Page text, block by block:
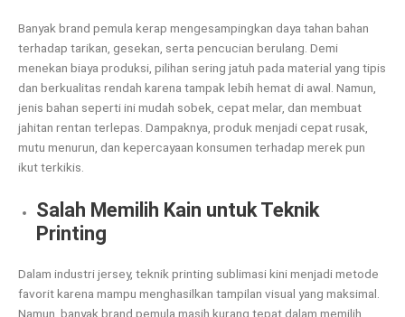
Banyak brand pemula kerap mengesampingkan daya tahan bahan
terhadap tarikan, gesekan, serta pencucian berulang. Demi
menekan biaya produksi, pilihan sering jatuh pada material yang tipis
dan berkualitas rendah karena tampak lebih hemat di awal. Namun,
jenis bahan seperti ini mudah sobek, cepat melar, dan membuat
jahitan rentan terlepas. Dampaknya, produk menjadi cepat rusak,
mutu menurun, dan kepercayaan konsumen terhadap merek pun
ikut terkikis.
Salah Memilih Kain untuk Teknik
Printing
Dalam industri jersey, teknik printing sublimasi kini menjadi metode
favorit karena mampu menghasilkan tampilan visual yang maksimal.
Namun, banyak brand pemula masih kurang tepat dalam memilih